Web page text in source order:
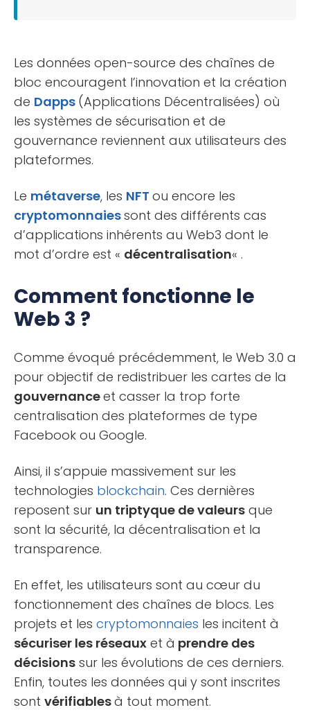
Les données open-source des chaînes de
bloc encouragent l’innovation et la création
de Dapps (Applications Décentralisées) où
les systèmes de sécurisation et de
gouvernance reviennent aux utilisateurs des
plateformes.
Le métaverse, les NFT ou encore les
cryptomonnaiessont des différents cas
d’applications inhérents au Web3 dont le
mot d’ordre est « décentralisation« .
Comment fonctionne le
Web 3 ?
Comme évoqué précédemment, le Web 3.0 a
pour objectif de redistribuer les cartes de la
gouvernanceet casser la trop forte
centralisation des plateformes de type
Facebook ou Google.
Ainsi, il s’appuie massivement sur les
technologies blockchain. Ces dernières
reposent sur un triptyque de valeurs que
sont la sécurité, la décentralisation et la
transparence.
En effet, les utilisateurs sont au cœur du
fonctionnement des chaînes de blocs. Les
projets et les cryptomonnaies les incitent à
sécuriser les réseaux et à prendre des
décisions sur les évolutions de ces derniers.
Enfin, toutes les données qui y sont inscrites
sont vérifiablesà tout moment.